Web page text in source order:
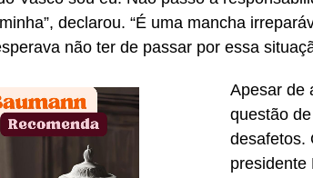
declarou. “É uma mancha
não ter de passar por essa
Apesar de
questão
desafetos.
presidente